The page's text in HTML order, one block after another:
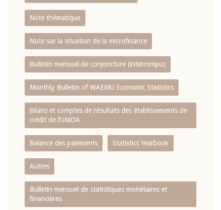
Note thématique
Note sur la situation de la microfinance
Bulletin mensuel de conjoncture (interrompu)
Monthly Bulletin of WAEMU Economic Statistics
Bilans et comptes de résultats des établissements de
crédit de l‘UMOA
Balance des paiements Statistics Yearbook
Autres
Bulletin mensuel de statistiques monétaires et
financières